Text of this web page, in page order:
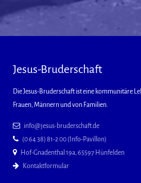
Jesus-Bruderschaft
Die Jesus-Bruderschaft ist eine kommunitäre
Frauen, Männern und von Familien.
info@jesus-bruderschaft.de
(0 64 38) 81-2 00 (Info-Pavillon)
Hof-Gnadenthal 19a, 65597 Hünfelden
Kontaktformular